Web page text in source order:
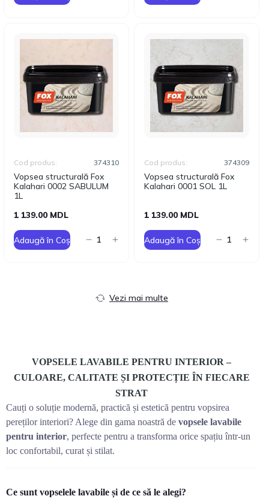
Vopsea structurală Fox
Kalahari 0002 SABULUM
1L
Cod produs: 374310
1 139.00 MDL
Adaugă în Coș
Vopsea structurală Fox
Kalahari 0001 SOL 1L
Cod produs: 374309
1 139.00 MDL
Adaugă în Coș
Vezi mai multe
VOPSELE LAVABILE PENTRU INTERIOR –
CULOARE, CALITATE ȘI PROTECȚIE ÎN FIECARE
STRAT
Cauți o soluție modernă, practică și estetică pentru vopsirea
pereților interiori? Alege din gama noastră de vopsele lavabile
pentru interior, perfecte pentru a transforma orice spațiu într-un
loc confortabil, curat și stilat.
Ce sunt vopselele lavabile și de ce să le alegi?